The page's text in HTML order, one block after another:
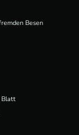
Besen
Blatt